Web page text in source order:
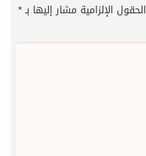
الحقول الإلزامية مشار إليها بـ*